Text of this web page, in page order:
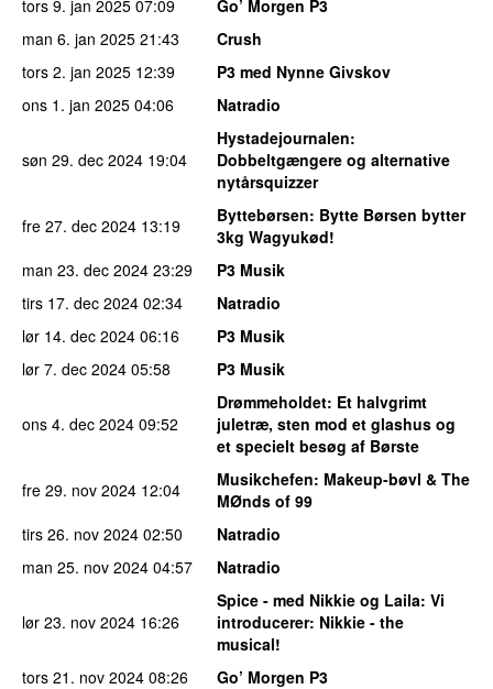
tors 9. jan 2025 07:09
Go’ Morgen P3
man 6. jan 2025 21:43
Crush
tors 2. jan 2025 12:39
P3 med Nynne Givskov
ons 1. jan 2025 04:06 Natradio
søn 29. dec 2024 19:04
Hystadejournalen:
Dobbeltgængere og alternative
nytårsquizzer
fre 27. dec 2024 13:19 Byttebørsen: Bytte Børsen bytter
3kg Wagyukød!
man 23. dec 2024 23:29
P3 Musik
tirs 17. dec 2024 02:34
Natradio
lør 14. dec 2024 06:16
P3 Musik
lør 7. dec 2024 05:58 P3 Musik
ons 4. dec 2024 09:52
Drømmeholdet: Et halvgrimt
juletræ, sten mod et glashus og
et specielt besøg af Børste
fre 29. nov 2024 12:04 Musikchefen: Makeup-bøvl & The
MØnds of 99
tirs 26. nov 2024 02:50
Natradio
man 25. nov 2024 04:57 Natradio
lør 23. nov 2024 16:26
Spice - med Nikkie og Laila: Vi
introducerer: Nikkie - the
musical!
tors 21. nov 2024 08:26 Go’ Morgen P3